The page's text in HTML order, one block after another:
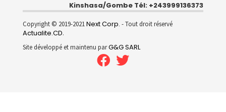
Kinshasa/Gombe Tél: +243999136373
Copyright © 2019-2021Next Corp. - Tout droit réservé
Actualite.CD.
Site développé et maintenu parG&G SARL